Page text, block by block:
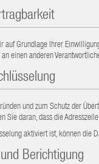
auf Grundlage Ihrer
einen anderen
und zum Schutz der
Sie daran, dass die
aktiviert ist, können
Berichtigung